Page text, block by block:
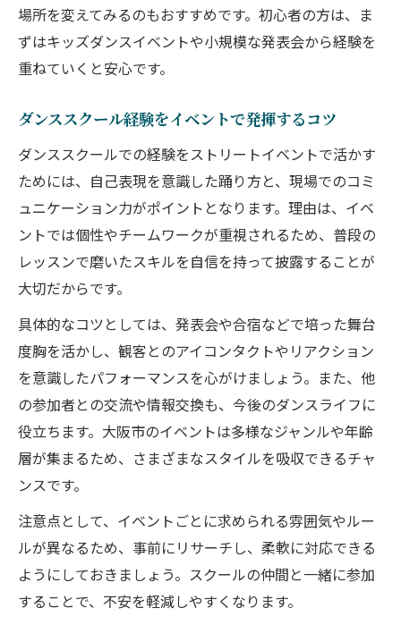
場所を変えてみるのもおすすめです。初心者の方は、ま
ずはキッズダンスイベントや小規模な発表会から経験を
重ねていくと安心です。
ダンススクール経験をイベントで発揮するコツ
ダンススクールでの経験をストリートイベントで活かす
ためには、自己表現を意識した踊り方と、現場でのコミ
ュニケーション力がポイントとなります。理由は、イベ
ントでは個性やチームワークが重視されるため、普段の
レッスンで磨いたスキルを自信を持って披露することが
大切だからです。
具体的なコツとしては、発表会や合宿などで培った舞台
度胸を活かし、観客とのアイコンタクトやリアクション
を意識したパフォーマンスを心がけましょう。また、他
の参加者との交流や情報交換も、今後のダンスライフに
役立ちます。大阪市のイベントは多様なジャンルや年齢
層が集まるため、さまざまなスタイルを吸収できるチャ
ンスです。
注意点として、イベントごとに求められる雰囲気やルー
ルが異なるため、事前にリサーチし、柔軟に対応できる
ようにしておきましょう。スクールの仲間と一緒に参加
することで、不安を軽減しやすくなります。